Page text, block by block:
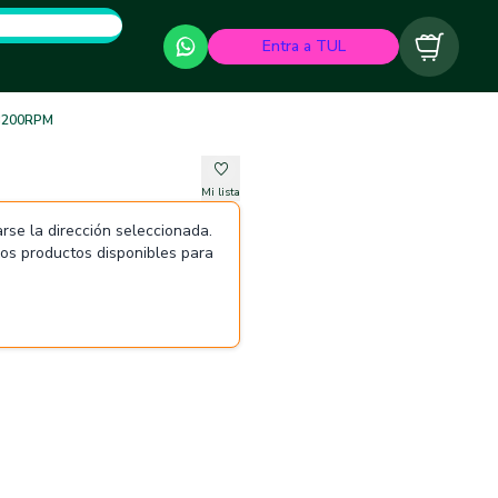
Entra a TUL Carrito
Mi lista
la dirección seleccionada.
productos disponibles para